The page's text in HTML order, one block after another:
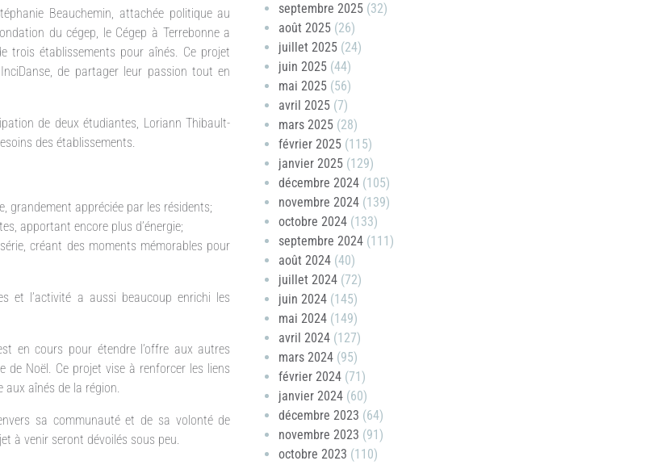
Beauchemin, attachée politique au
du cégep, le Cégep à Terrebonne a
trois établissements pour aînés. Ce projet
de partager leur passion tout en
de deux étudiantes, Loriann Thibault-
des établissements.
grandement appréciée par les résidents;
apportant encore plus d’énergie;
créant des moments mémorables pour
et l’activité a aussi beaucoup enrichi les
en cours pour étendre l’offre aux autres
de Noël. Ce projet vise à renforcer les liens
aînés de la région.
sa communauté et de sa volonté de
à venir seront dévoilés sous peu.
septembre 2025 (32)
août 2025 (26)
juillet 2025 (24)
juin 2025 (44)
mai 2025 (56)
avril 2025 (7)
mars 2025 (28)
février 2025 (115)
janvier 2025 (129)
décembre 2024 (105)
novembre 2024 (139)
octobre 2024 (133)
septembre 2024 (111)
août 2024 (40)
juillet 2024 (72)
juin 2024 (145)
mai 2024 (149)
avril 2024 (127)
mars 2024 (95)
février 2024 (71)
janvier 2024 (60)
décembre 2023 (64)
novembre 2023 (91)
octobre 2023 (110)